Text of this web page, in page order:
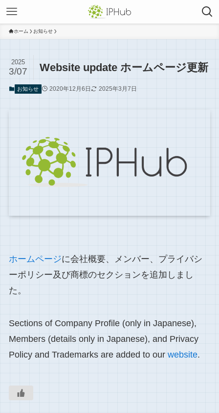
ホーム お知らせ
Website update ホームページ更新
2025
3/07
お知らせ 2020年12月6日 2025年3月7日
ホームページに会社概要、メンバー、プライバシ
ーポリシー及び商標のセクションを追加しまし
た。
Sections of Company Profile (only in Japanese),
Members (details only in Japanese), and Privacy
Policy and Trademarks are added to our website.